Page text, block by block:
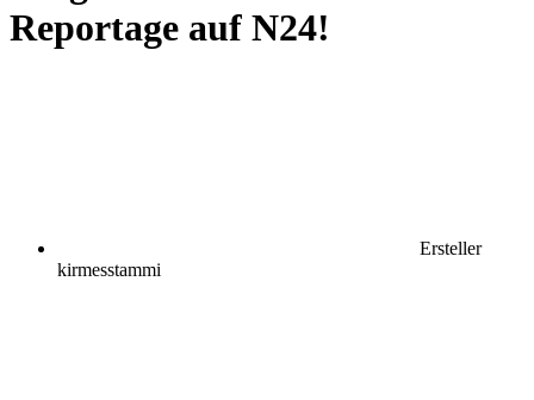
Reportage auf N24!
Ersteller
kirmesstammi